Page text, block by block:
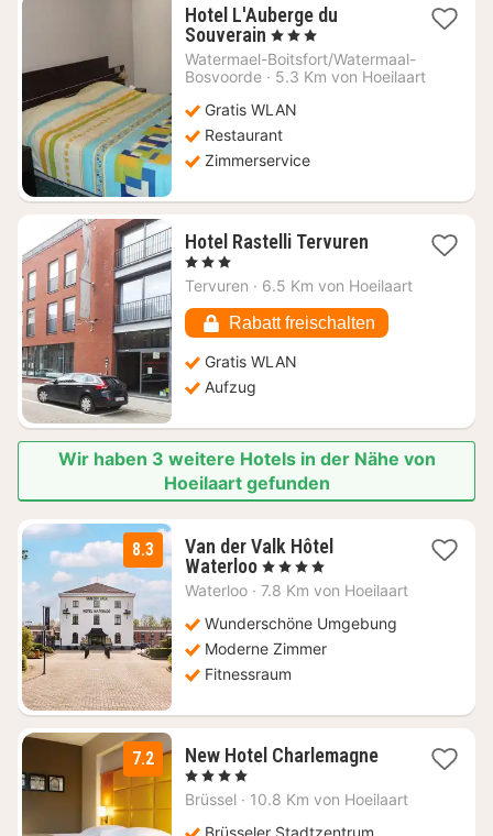
Hotel L'Auberge du
Souverain 1
Nacht
ab
€
, 3 Sterne
Watermael-Boitsfort/Watermaal-
Bosvoorde · 5.3 Km von Hoeilaart
Gratis WLAN
Restaurant
Zimmerservice
Hotel Rastelli Tervuren1
ab
€
, 3 Sterne
Tervuren · 6.5 Km von Hoeilaart
Rabatt freischalten
Gratis WLAN
Aufzug
Wir haben 3 weitere Hotels in der Nähe von
Hoeilaart gefunden
8.3
Van der Valk Hôtel
Waterloo1
Nacht
90
€
, 4 Sterne
Waterloo · 7.8 Km von Hoeilaart
Wunderschöne Umgebung
Moderne Zimmer
Fitnessraum
7.2 New Hotel Charlemagne1
ab
, 4 Sterne
Brüssel · 10.8 Km von Hoeilaart
Brüsseler Stadtzentrum